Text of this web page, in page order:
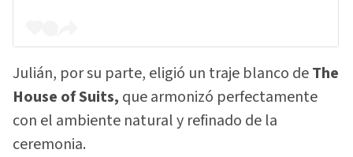
Julián, por su parte, eligió un traje blanco deThe
House of Suits, que armonizó perfectamente
con el ambiente natural y refinado de la
ceremonia.